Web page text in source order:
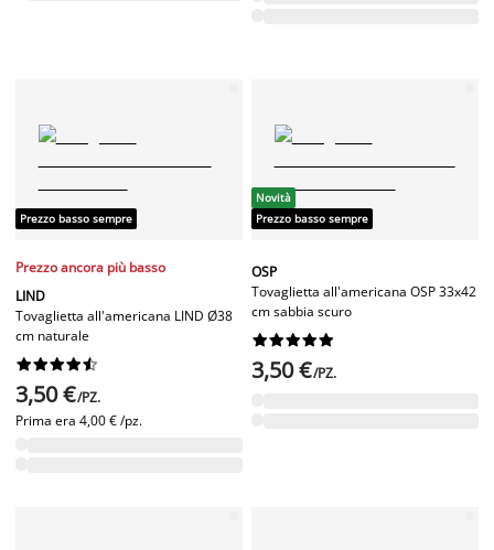
Prezzo basso sempre
Prezzo ancora più basso
LIND
Tovaglietta all'americana LIND Ø38
cm naturale






3,50 €/PZ.
Prima era 4,00 € /pz.
Novità
Prezzo basso sempre
OSP
Tovaglietta all'americana OSP 33x42
cm sabbia scuro






3,50 €/PZ.